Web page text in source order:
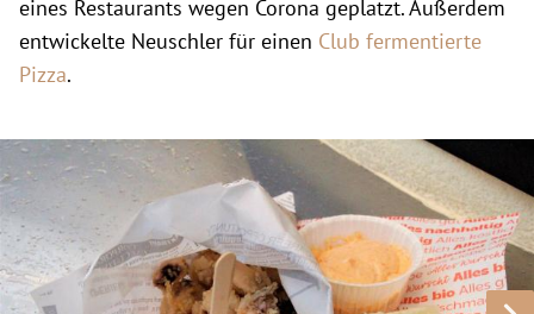
eines Restaurants wegen Corona geplatzt. Außerdem
entwickelte Neuschler für einen Club fermentierte
Pizza.